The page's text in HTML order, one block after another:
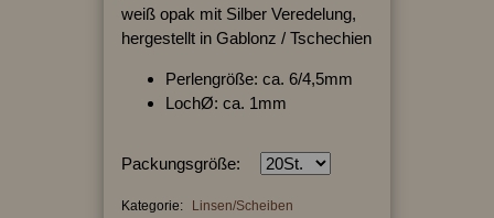
weiß opak mit Silber Veredelung,
hergestellt in Gablonz / Tschechien
Perlengröße: ca. 6/4,5mm
LochØ: ca. 1mm
Packungsgröße:
Kategorie: Linsen/Scheiben